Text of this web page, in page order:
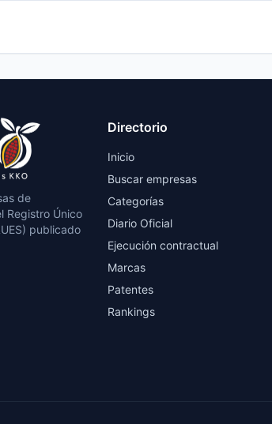
de
Registro Único
publicado
Directorio
Inicio
Buscar empresas
Categorías
Diario Oficial
Ejecución contractual
Marcas
Patentes
Rankings